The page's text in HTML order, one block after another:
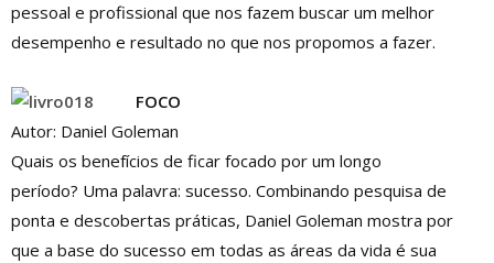
pessoal e profissional que nos fazem buscar um melhor
desempenho e resultado no que nos propomos a fazer.
FOCO
Autor: Daniel Goleman
Quais os benefícios de ficar focado por um longo
período? Uma palavra: sucesso. Combinando pesquisa de
ponta e descobertas práticas, Daniel Goleman mostra por
que a base do sucesso em todas as áreas da vida é sua